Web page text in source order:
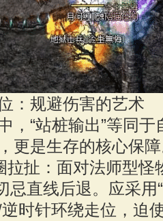
规避伤害的艺术
“站桩输出”等同于
更是生存的核心保
扯：面对法师型怪
忌直线后退。应采用
时针环绕走位，迫